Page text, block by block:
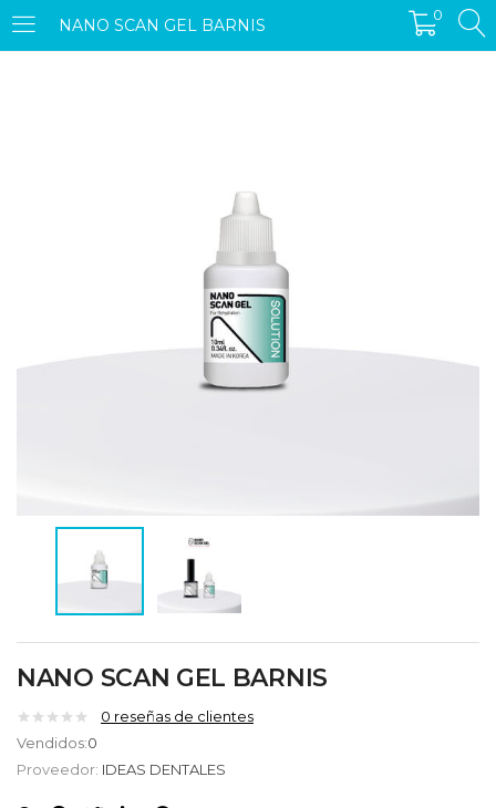
NANO SCAN GEL BARNIS
0
ACCEDER REGISTRARSE
Recordarme
NANO SCAN GEL BARNIS
0 reseñas de clientes
Vendidos:0
Proveedor: IDEAS DENTALES